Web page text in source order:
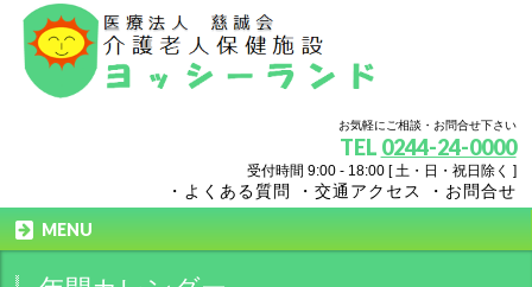
お気軽にご相談・お問合せ下さい
TEL 0244-24-0000
受付時間 9:00 - 18:00 [ 土・日・祝日除く ]
・よくある質問 ・交通アクセス ・お問合せ
MENU